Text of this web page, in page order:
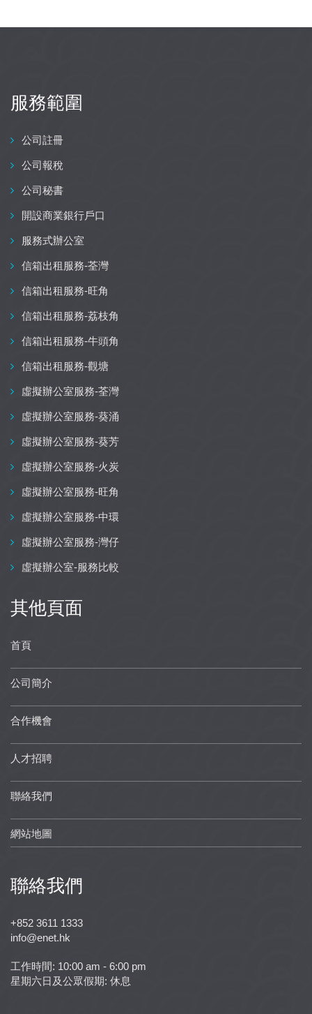
服務範圍
公司註冊
公司報稅
公司秘書
開設商業銀行戶口
服務式辦公室
信箱出租服務-荃灣
信箱出租服務-旺角
信箱出租服務-荔枝角
信箱出租服務-牛頭角
信箱出租服務-觀塘
虛擬辦公室服務-荃灣
虛擬辦公室服務-葵涌
虛擬辦公室服務-葵芳
虛擬辦公室服務-火炭
虛擬辦公室服務-旺角
虛擬辦公室服務-中環
虛擬辦公室服務-灣仔
虛擬辦公室-服務比較
其他頁面
首頁
公司簡介
合作機會
人才招聘
聯絡我們
網站地圖
聯絡我們
+852 3611 1333
info@enet.hk
工作時間: 10:00 am - 6:00 pm
星期六日及公眾假期: 休息